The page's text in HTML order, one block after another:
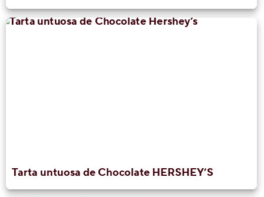
Tarta untuosa de Chocolate HERSHEY’S